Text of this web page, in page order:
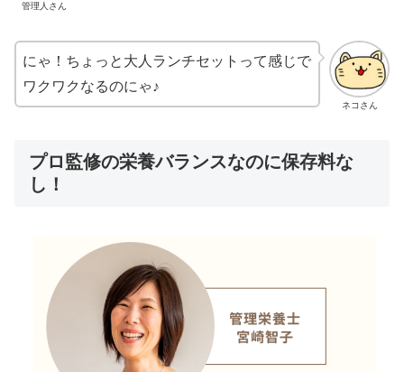
管理人さん
ネコさん
にゃ！ちょっと大人ランチセットって感じで
ワクワクなるのにゃ♪
プロ監修の栄養バランスなのに保存料な
し！